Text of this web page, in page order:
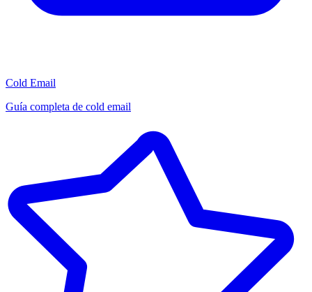
Cold Email
Guía completa de cold email